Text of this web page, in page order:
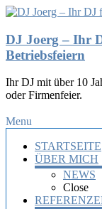
DJ Joerg – Ihr
Betriebsfeiern
Ihr DJ mit über 10
oder Firmenfeier.
Menu
STARTSEITE
ÜBER MICH
NEWS
Close